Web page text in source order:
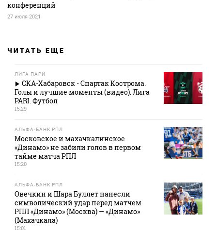
конференций
27 июля 2021
ЧИТАТЬ ЕЩЕ
ЛИГА ПАРИ
СКА-Хабаровск - Спартак Кострома.
Голы и лучшие моменты (видео). Лига
PARI. Футбол
15:29
АЛЬФА-БАНК РПЛ
Московское и махачкалинское
«Динамо» не забили голов в первом
тайме матча РПЛ
15:20
АЛЬФА-БАНК РПЛ
Овечкин и Шара Буллет нанесли
символический удар перед матчем
РПЛ «Динамо» (Москва) — «Динамо»
(Махачкала)
15:01